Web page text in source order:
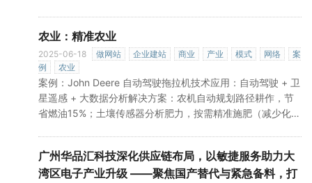
的重要桥梁。核心定位与业务华品汇的核心定位是电子元器件
供应链服务商。其主要业务涵盖：元器件分销： 作为众多国
内外知名电子元器件品牌（包括但不限于芯片、电阻电容、连
接器、模块等）的授权代理商或长期合作伙伴，华品汇提供广
泛的原厂正品 »
农业：精准农业
2025-06-18 做网站 企业建站 商业 产业 模式 网络
案
例
农业
案例：John Deere 自动驾驶拖拉机技术应用：自动驾驶 + 卫
星遥感 + 大数据分析解决方案：农机自动规划路径耕作，节
省燃油15%；土壤传感器分析肥力，按需精准施肥（减少化肥
广州华品汇科技深化供应链布局，以敏捷服务助力大
湾区电子产业升级 ——聚焦国产替代与紧急备料，打